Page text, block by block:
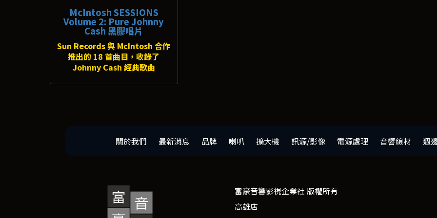
McIntosh SESSIONS
Volume 2: Pure Johnny
Cash 黑膠唱片
Sun Records 與 McIntosh 合作
推出的 18 首曲目，收錄了
Johnny Cash 經典歌曲
關於我們 最新消息 品牌 喇叭 擴大機 訊源/影像 電源處理 音響線材 週
富豪音響影視企業社 版權所有
高雄店